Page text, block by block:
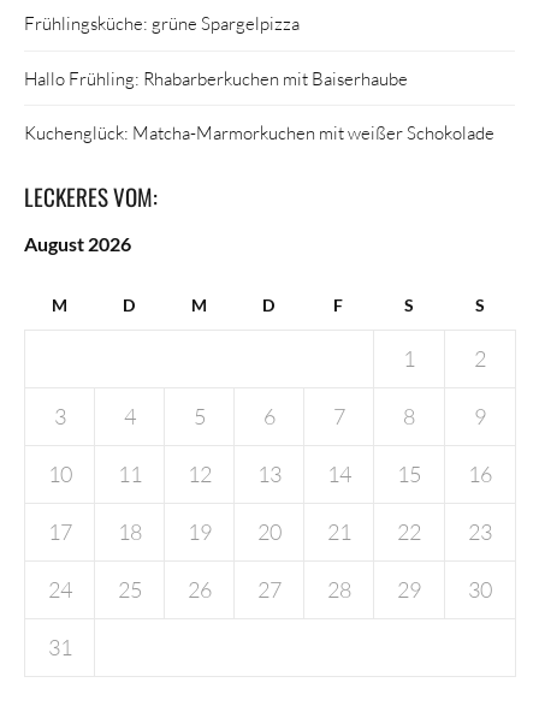
Frühlingsküche: grüne Spargelpizza
Hallo Frühling: Rhabarberkuchen mit Baiserhaube
Kuchenglück: Matcha-Marmorkuchen mit weißer Schokolade
LECKERES VOM:
August 2026
M D M D F S S
1 2
3 4 5 6 7 8 9
10 11 12 13 14 15 16
17 18 19 20 21 22 23
24 25 26 27 28 29 30
31